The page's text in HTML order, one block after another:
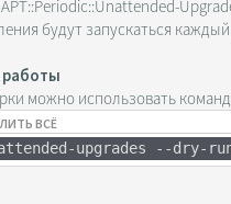
будут запускаться
работы
можно использовать
ВСЁ
upgrades --dry-